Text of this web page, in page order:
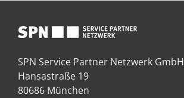
SPN Service Partner Netzwerk GmbH
Hansastraße 19
80686 München